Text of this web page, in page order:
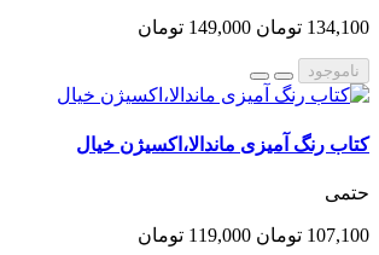
134,100 تومان 149,000 تومان
ناموجود
کتاب رنگ آمیزی ماندالا،اکسیژن خیال
حتمی
107,100 تومان 119,000 تومان